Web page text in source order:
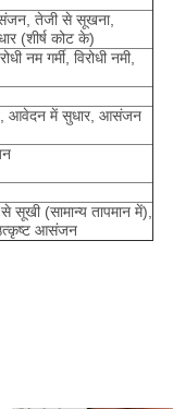
तेजी से सूखना,
(शीर्ष कोट के)
नम गर्मी, विरोधी नमी,
आवेदन में सुधार, आसंजन
(सामान्य तापमान में),
आसंजन